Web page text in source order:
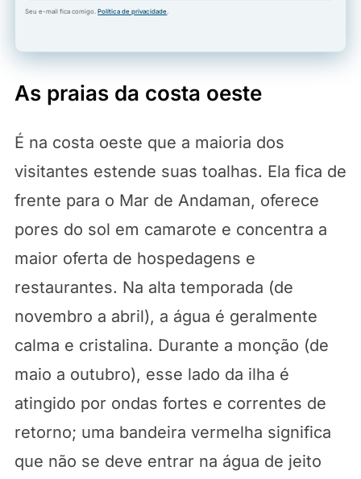
Seu e-mail fica comigo.Política de privacidade.
As praias da costa oeste
É na costa oeste que a maioria dos
visitantes estende suas toalhas. Ela fica de
frente para o Mar de Andaman, oferece
pores do sol em camarote e concentra a
maior oferta de hospedagens e
restaurantes. Na alta temporada (de
novembro a abril), a água é geralmente
calma e cristalina. Durante a monção (de
maio a outubro), esse lado da ilha é
atingido por ondas fortes e correntes de
retorno; uma bandeira vermelha significa
que não se deve entrar na água de jeito